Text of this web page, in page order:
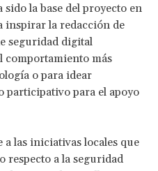
la base del proyecto en
inspirar la redacción de
seguridad digital
comportamiento más
o para idear
participativo para el apoyo
las iniciativas locales que
respecto a la seguridad